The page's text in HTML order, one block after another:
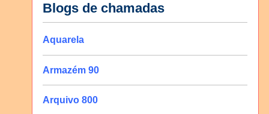
Blogs de chamadas
Aquarela
Armazém 90
Arquivo 800